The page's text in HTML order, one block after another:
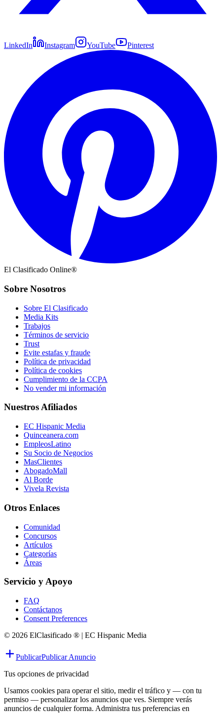
LinkedIn Instagram YouTube Pinterest
El Clasificado Online®
Sobre Nosotros
Sobre El Clasificado
Media Kits
Trabajos
Términos de servicio
Trust
Evite estafas y fraude
Política de privacidad
Política de cookies
Cumplimiento de la CCPA
No vender mi información
Nuestros Afiliados
EC Hispanic Media
Quinceanera.com
EmpleosLatino
Su Socio de Negocios
MasClientes
AbogadoMall
Al Borde
Vivela Revista
Otros Enlaces
Comunidad
Concursos
Artículos
Categorías
Áreas
Servicio y Apoyo
FAQ
Contáctanos
Consent Preferences
© 2026 ElClasificado ® | EC Hispanic Media
PublicarPublicar Anuncio
Tus opciones de privacidad
Usamos cookies para operar el sitio, medir el tráfico y — con tu
permiso — personalizar los anuncios que ves. Siempre verás
anuncios de cualquier forma. Administra tus preferencias en